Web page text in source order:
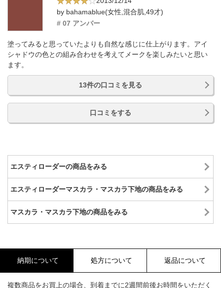
by bahamablue(女性,混合肌,49才)
# 07 アンバー
塗ってみると思っていたよりも自然な感じに仕上がります。アイ
シャドウの色との組み合わせを考えてメークを楽しみたいと思い
ます。
13件の口コミを見る
口コミをする
エスティローダーの商品をみる
エスティローダーマスカラ・マスカラ下地の商品をみる
マスカラ・マスカラ下地の商品をみる
納期について 処方について 返品について
複数商品をお買上の場合、到着までに2週間前後お時間をいただく